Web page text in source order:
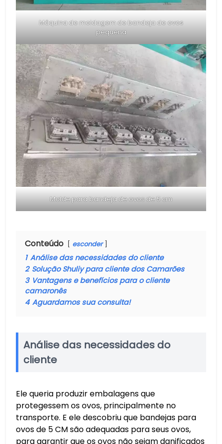
Máquina de moldagem de bandeja de ovos
pequena
Molde para bandeja de ovos de 5 cm
Conteúdo esconder
1 Análise das necessidades do cliente
2 Solução Shuliy para cliente dos Camarões
3 Vantagens e benefícios para o cliente
camaronês
4 Aguardamos sua consulta!
Análise das necessidades do
cliente
Ele queria produzir embalagens que
protegessem os ovos, principalmente no
transporte. E ele descobriu que bandejas para
ovos de 5 CM são adequadas para seus ovos,
para garantir que os ovos não sejam danificados